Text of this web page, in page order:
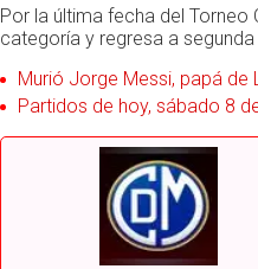
Por la última fecha del Torneo
categoría y regresa a
Murió Jorge Messi, papá
Partidos de hoy, sábado 8